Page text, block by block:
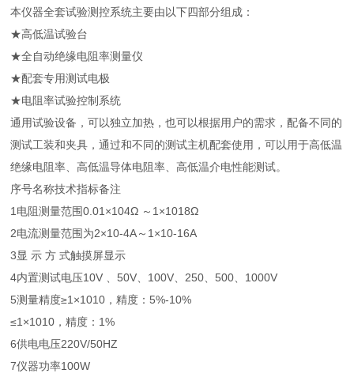
本仪器全套试验测控系统主要由以下四部分组成：
★高低温试验台
★全自动绝缘电阻率测量仪
★配套专用测试电极
★电阻率试验控制系统
通用试验设备，可以独立加热，也可以根据用户的需求，配备不同的
测试工装和夹具，通过和不同的测试主机配套使用，可以用于高低温
绝缘电阻率、高低温导体电阻率、高低温介电性能测试。
序号名称技术指标备注
1电阻测量范围0.01×104Ω ～1×1018Ω
2电流测量范围为2×10-4A～1×10-16A
3显 示 方 式触摸屏显示
4内置测试电压10V 、50V、100V、250、500、1000V
5测量精度≥1×1010，精度：5%-10%
≤1×1010，精度：1%
6供电电压220V/50HZ
7仪器功率100W